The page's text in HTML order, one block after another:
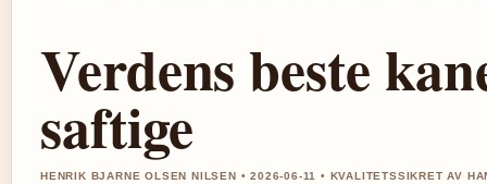
Verdens beste
saftige
HENRIK BJARNE OLSEN NILSEN • 2026-06-11 • KVALITETSSIKRET AV